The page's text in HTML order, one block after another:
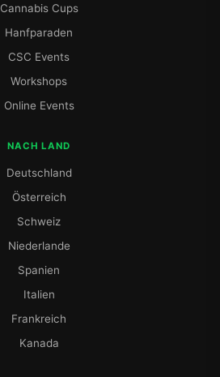
Cannabis Cups
Hanfparaden
CSC Events
Workshops
Online Events
NACH LAND
Deutschland
Österreich
Schweiz
Niederlande
Spanien
Italien
Frankreich
Kanada